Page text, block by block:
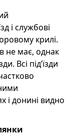
і службові
крилі.
не має, однак
Всі під’їзди
і донині видно